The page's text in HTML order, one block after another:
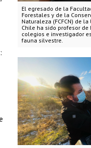
El egresado de la
Forestales y de la
Naturaleza (FCFCN) de
Chile ha sido profesor
colegios e investigador
fauna silvestre.